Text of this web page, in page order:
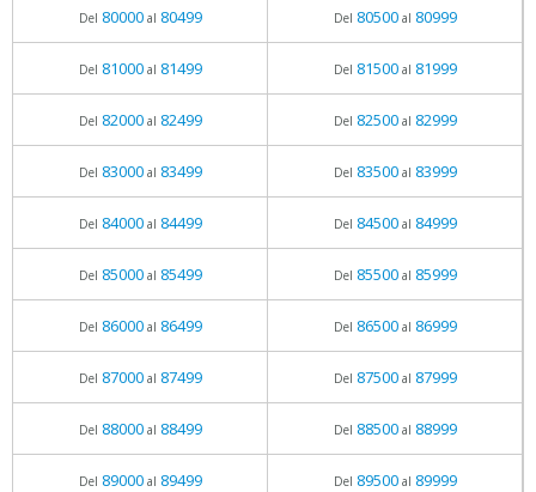
Del 80000al 80499 Del 80500al 80999
Del 81000al 81499 Del 81500al 81999
Del 82000al 82499 Del 82500al 82999
Del 83000al 83499 Del 83500al 83999
Del 84000al 84499 Del 84500al 84999
Del 85000al 85499 Del 85500al 85999
Del 86000al 86499 Del 86500al 86999
Del 87000al 87499 Del 87500al 87999
Del 88000al 88499 Del 88500al 88999
Del 89000al 89499 Del 89500al 89999